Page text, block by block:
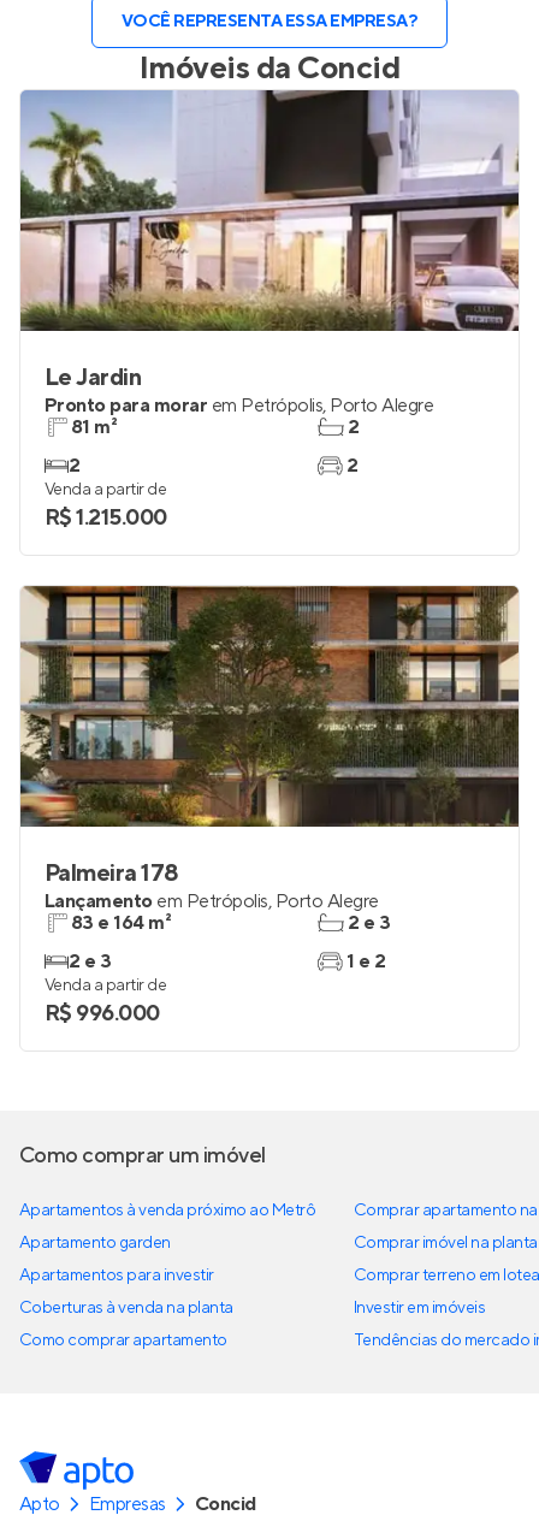
VOCÊ REPRESENTA ESSA EMPRESA?
Imóveis da Concid
Le Jardin
Pronto para morar em Petrópolis, Porto Alegre
81 m²
2
2
2
Venda a partir de
R$ 1.215.000
Palmeira 178
Lançamento em Petrópolis, Porto Alegre
83 e 164 m²
2 e 3
2 e 3
1 e 2
Venda a partir de
R$ 996.000
Como comprar um imóvel
Apartamentos à venda próximo ao Metrô
Apartamento garden
Apartamentos para investir
Coberturas à venda na planta
Como comprar apartamento
Comprar apartamento
Comprar imóvel na planta
Comprar terreno em
Investir em imóveis
Tendências do mercado
Apto Empresas Concid